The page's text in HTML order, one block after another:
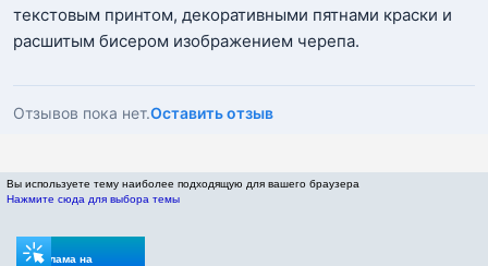
текстовым принтом, декоративными пятнами краски и
расшитым бисером изображением черепа.
Отзывов пока нет.Оставить отзыв
Вы используете тему наиболее подходящую для вашего браузера
Нажмите сюда для выбора темы
Реклама на